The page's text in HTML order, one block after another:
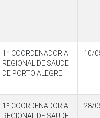
1º COORDENADORIA
REGIONAL DE SAUDE
DE PORTO ALEGRE
10/
1º COORDENADORIA
REGIONAL DE SAUDE
28/